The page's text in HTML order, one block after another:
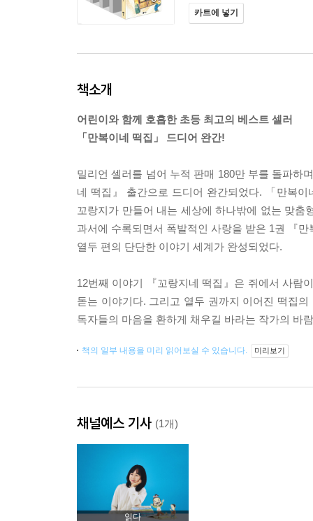
카트에 넣기
책소개
어린이와 함께 호흡한 초등 최고의 베스트 셀러
「만복이네 떡집」 드디어 완간!
밀리언 셀러를 넘어 누적 판매 180만 부를 돌파하
네 떡집』 출간으로 드디어 완간되었다. 「만복
꼬랑지가 만들어 내는 세상에 하나밖에 없는 맞춤
과서에 수록되면서 폭발적인 사랑을 받은 1권 『
열두 편의 단단한 이야기 세계가 완성되었다.
12번째 이야기 『꼬랑지네 떡집』은 쥐에서 사람
돋는 이야기다. 그리고 열두 권까지 이어진 떡집
독자들의 마음을 환하게 채우길 바라는 작가의 바
책의 일부 내용을 미리 읽어보실 수 있습니다. 미리보기
채널예스 기사 (1개)
읽다